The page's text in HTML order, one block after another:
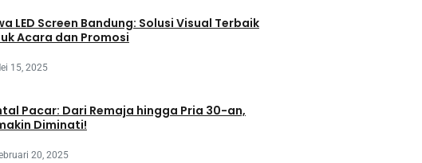
LED Screen Bandung: Solusi Visual Terbaik
Acara dan Promosi
15, 2025
Pacar: Dari Remaja hingga Pria 30-an,
Diminati!
20, 2025